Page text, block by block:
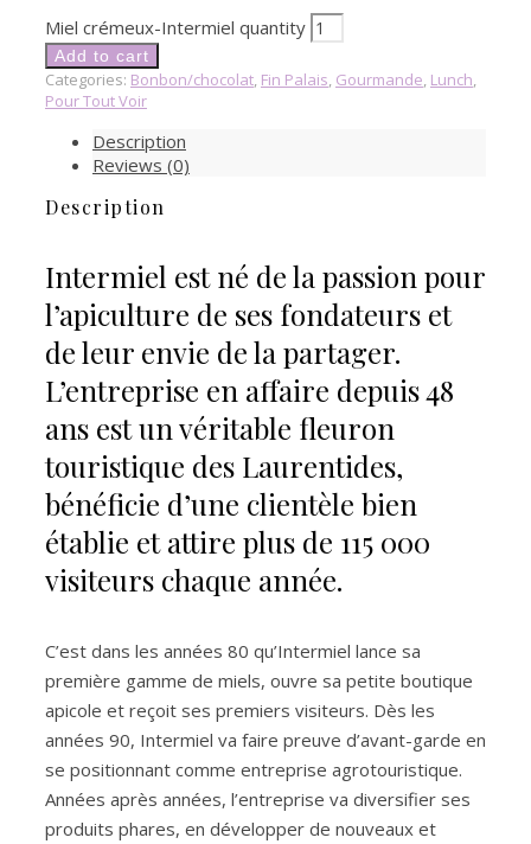
Miel crémeux-Intermiel quantity
Add to cart
Categories: Bonbon/chocolat, Fin Palais, Gourmande, Lunch,
Pour Tout Voir
Description
Reviews (0)
Description
Intermiel est né de la passion pour
l’apiculture de ses fondateurs et
de leur envie de la partager.
L’entreprise en affaire depuis 48
ans est un véritable fleuron
touristique des Laurentides,
bénéficie d’une clientèle bien
établie et attire plus de 115 000
visiteurs chaque année.
C’est dans les années 80 qu’Intermiel lance sa
première gamme de miels, ouvre sa petite boutique
apicole et reçoit ses premiers visiteurs. Dès les
années 90, Intermiel va faire preuve d’avant-garde en
se positionnant comme entreprise agrotouristique.
Années après années, l’entreprise va diversifier ses
produits phares, en développer de nouveaux et